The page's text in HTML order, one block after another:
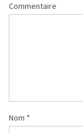
Commentaire
Nom *